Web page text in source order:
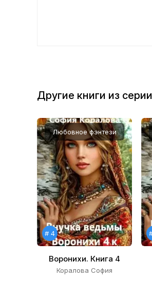
11
12
13
14
15
16
17
18
19
20
Другие книги из серии
Любовное фэнтези
# 4
Воронихи. Книга 4
Коралова София